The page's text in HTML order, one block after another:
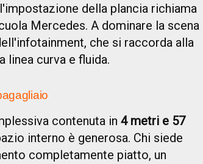
della plancia richiama
Mercedes. A dominare la scena
che si raccorda alla
linea curva e fluida.
contenuta in 4 metri e 57
interno è generosa. Chi siede
completamente piatto, un